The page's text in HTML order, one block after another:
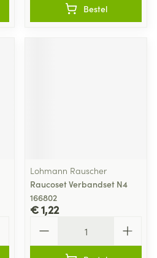
Bestel
Lohmann Rauscher
Raucoset Verbandset N4
166802
€ 1,22